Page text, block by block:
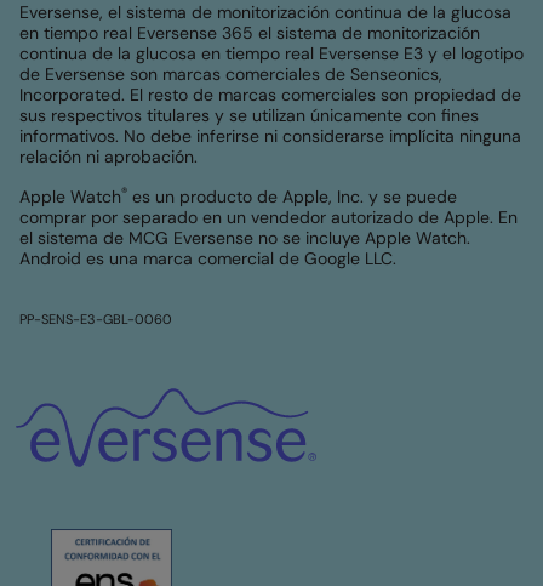
Eversense, el sistema de monitorización continua de la glucosa
en tiempo real Eversense 365 el sistema de monitorización
continua de la glucosa en tiempo real Eversense E3 y el logotipo
de Eversense son marcas comerciales de Senseonics,
Incorporated. El resto de marcas comerciales son propiedad de
sus respectivos titulares y se utilizan únicamente con fines
informativos. No debe inferirse ni considerarse implícita ninguna
relación ni aprobación.
Apple Watch® es un producto de Apple, Inc. y se puede
comprar por separado en un vendedor autorizado de Apple. En
el sistema de MCG Eversense no se incluye Apple Watch.
Android es una marca comercial de Google LLC.
PP-SENS-E3-GBL-0060